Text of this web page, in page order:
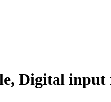
Digital input